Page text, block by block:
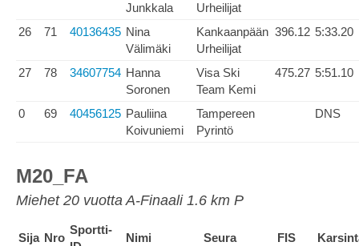
Junkkala
Urheilijat
26 71 40136435 Nina
Välimäki
Kankaanpään
Urheilijat
396.12 5:33.20
27 78 34607754 Hanna
Soronen
Visa Ski
Team Kemi
475.27 5:51.10
0 69 40456125 Pauliina
Koivuniemi
Tampereen
Pyrintö
DNS
M20_FA
Miehet 20 vuotta A-Finaali 1.6 km P
Sija Nro
Sportti-
Nimi Seura FIS